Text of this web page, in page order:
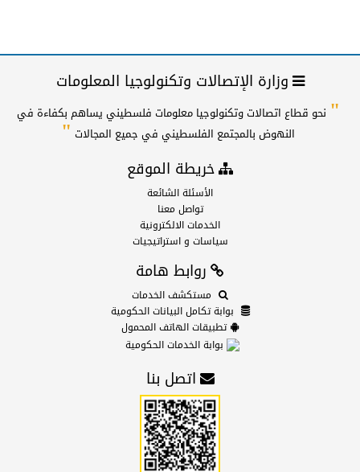
وزارة الإتصالات وتكنولوجيا المعلومات
" نحو قطاع اتصالات وتكنولوجيا معلومات فلسطيني يساهم بكفاءة في
النهوض بالمجتمع الفلسطيني في جميع المجالات"
خريطة الموقع
الأسئلة الشائعة
تواصل معنا
الخدمات الالكترونية
سياسات و استراتيجيات
روابط هامة
مستكشف الخدمات
بوابة تكامل البيانات الحكومية
تطبيقات الهاتف المحمول
بوابة الخدمات الحكومية
اتصل بنا